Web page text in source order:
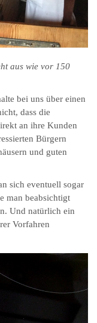
aus wie vor 150
bei uns über einen
dass die
an ihre Kunden
Bürgern
und guten
sich eventuell sogar
man beabsichtigt
Und natürlich ein
Vorfahren